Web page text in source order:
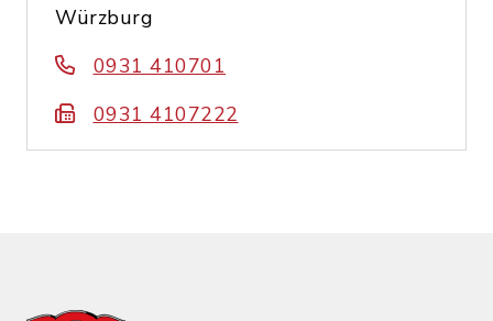
Würzburg
0931 410701
0931 4107222